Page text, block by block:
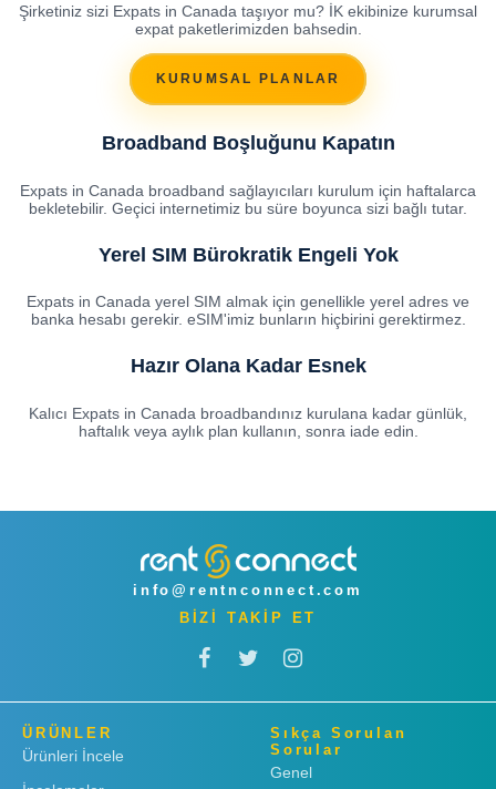
Şirketiniz sizi Expats in Canada taşıyor mu? İK ekibinize kurumsal
expat paketlerimizden bahsedin.
KURUMSAL PLANLAR
Broadband Boşluğunu Kapatın
Expats in Canada broadband sağlayıcıları kurulum için haftalarca
bekletebilir. Geçici internetimiz bu süre boyunca sizi bağlı tutar.
Yerel SIM Bürokratik Engeli Yok
Expats in Canada yerel SIM almak için genellikle yerel adres ve
banka hesabı gerekir. eSIM'imiz bunların hiçbirini gerektirmez.
Hazır Olana Kadar Esnek
Kalıcı Expats in Canada broadbandınız kurulana kadar günlük,
haftalık veya aylık plan kullanın, sonra iade edin.
info@rentnconnect.com
BİZİ TAKİP ET
ÜRÜNLER
Ürünleri İncele
Sıkça Sorulan
Sorular
Genel